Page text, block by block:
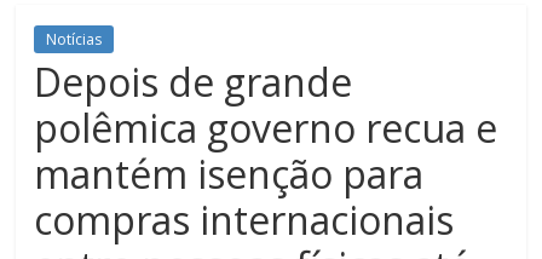
Notícias
Depois de grande
polêmica governo recua e
mantém isenção para
compras internacionais